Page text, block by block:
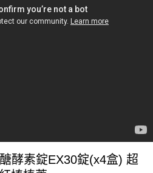
酵素錠EX30錠(x4盒) 超